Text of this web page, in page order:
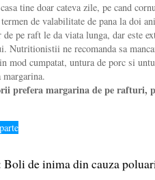
tine doar cateva zile, pe cand
termen de valabilitate de pana la doi
de pe raft le da viata lunga, dar este
Nutritionistii ne recomanda sa
mod cumpatat, untura de porc si
margarina.
prefera margarina de pe rafturi,
Boli de inima din cauza